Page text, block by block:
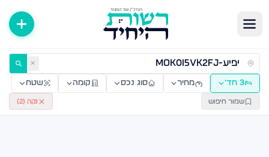
דירות למכירה ולהשכרה — רשות היחיד ✕
3 חד׳ מחיר סוג נכס קומה שטח
שמור חיפוש נקה (2
)